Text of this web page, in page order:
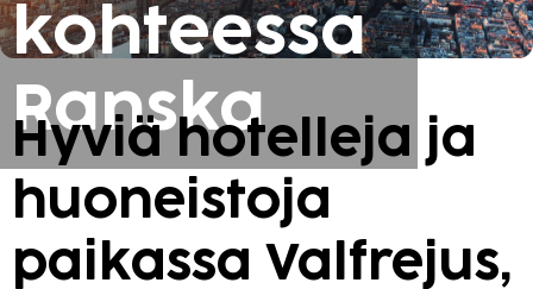
kohteessa
Ranska
Hyviä hotelleja ja
huoneistoja
paikassa Valfrejus,